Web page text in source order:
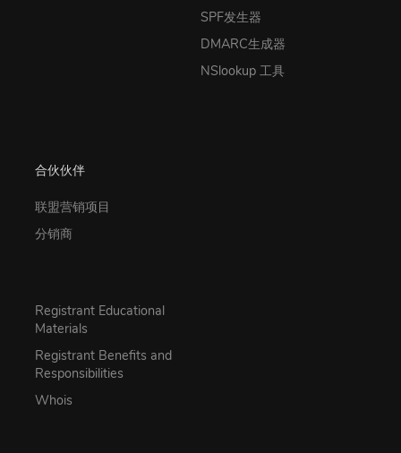
SPF发生器
DMARC生成器
NSlookup 工具
合伙伙伴
联盟营销项目
分销商
Registrant Educational
Materials
Registrant Benefits and
Responsibilities
Whois